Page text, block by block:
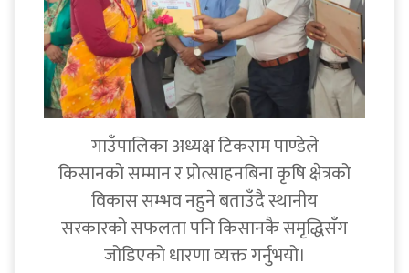
गाउँपालिका अध्यक्ष टिकराम पाण्डेले
किसानको सम्मान र प्रोत्साहनबिना कृषि क्षेत्रको
विकास सम्भव नहुने बताउँदै स्थानीय
सरकारको सफलता पनि किसानकै समृद्धिसँग
जोडिएको धारणा व्यक्त गर्नुभयो।